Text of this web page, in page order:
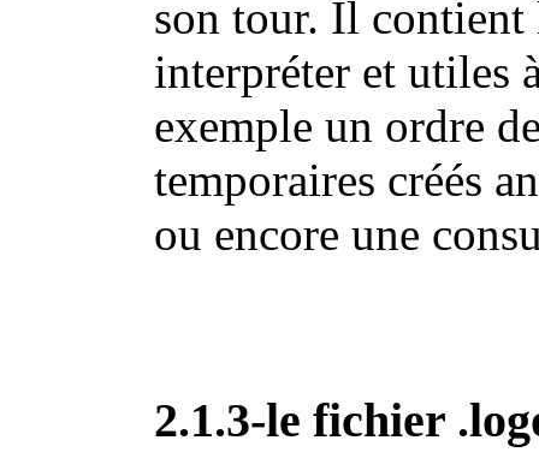
son tour. Il contient
interpréter et utiles
exemple un ordre
temporaires créés
ou encore une
2.1.3-le fichier